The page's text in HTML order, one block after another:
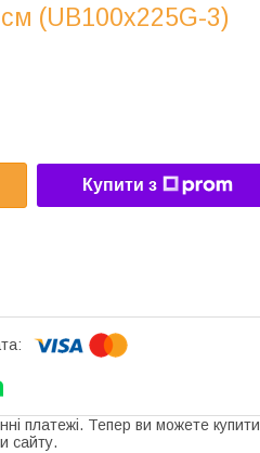
(UB100x225G-3)
Купити з
платежі. Тепер ви можете купити
сайту.